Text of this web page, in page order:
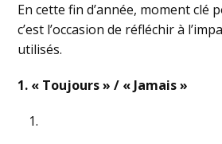
En cette fin d’année, moment clé
c’est l’occasion de réfléchir à
utilisés.
1. « Toujours » / « Jamais »